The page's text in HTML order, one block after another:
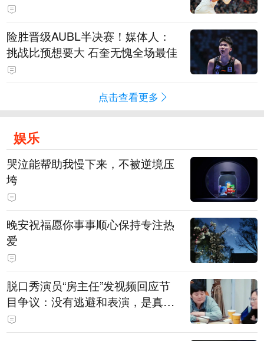
险胜晋级AUBL半决赛！媒体人：
挑战比预想要大 石奎无愧全场最佳
点击查看更多
娱乐
哭泣能帮助我慢下来，不被逆境压
垮
晚安祝福愿你事事顺心保持专注热
爱
脱口秀演员“房主任”发视频回应节
目争议：没有逃避和表演，是真心
在节目中求解决方法，请求大家别
骂自己女儿